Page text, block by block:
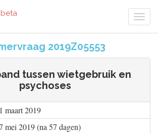
beta
2019Z05553
tussen wietgebruik en
psychoses
maart 2019
mei 2019 (na 57 dagen)